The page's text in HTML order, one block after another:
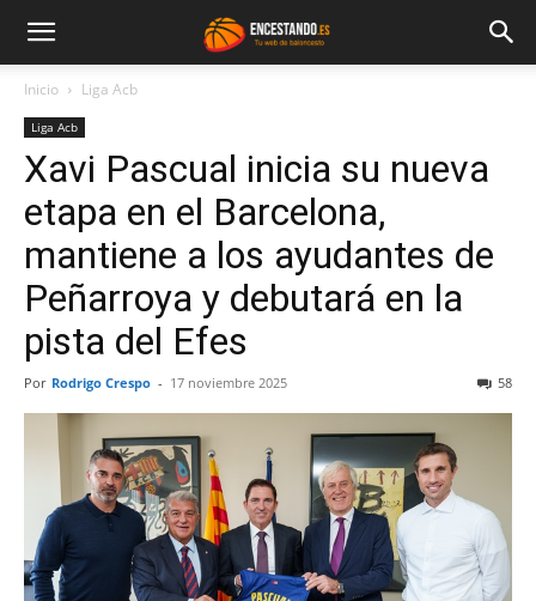
Inicio Liga Acb
Liga Acb
Xavi Pascual inicia su nueva
etapa en el Barcelona,
mantiene a los ayudantes de
Peñarroya y debutará en la
pista del Efes
Por Rodrigo Crespo - 17 noviembre 2025 58